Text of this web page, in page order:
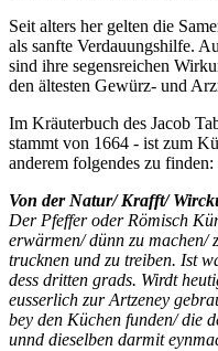
Seit alters her gelten die
als sanfte Verdauungshilfe.
sind ihre segensreichen
den ältesten Gewürz- und
Im Kräuterbuch des Jacob
stammt von 1664 - ist zum
anderem folgendes zu finden:
Von der Natur/ Krafft/
Der Pfeffer oder Römisch
erwärmen/ dünn zu machen/
trucknen und zu treiben. Ist
dess dritten grads. Wirdt
eusserlich zur Artzeney
bey den Küchen funden/ die
unnd dieselben darmit